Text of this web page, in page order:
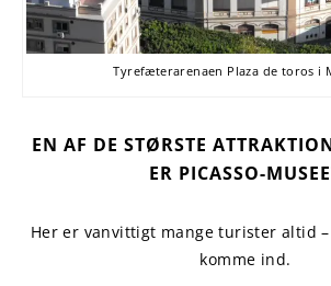
Tyrefæterarenaen Plaza de toros i
EN AF DE STØRSTE
ER PICASSO-
Her er vanvittigt mange turister altid
komme ind.